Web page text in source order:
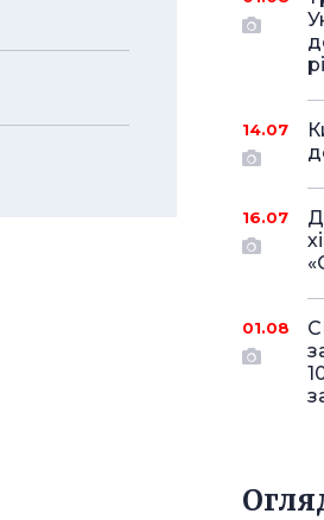
14.07
16.07
01.08